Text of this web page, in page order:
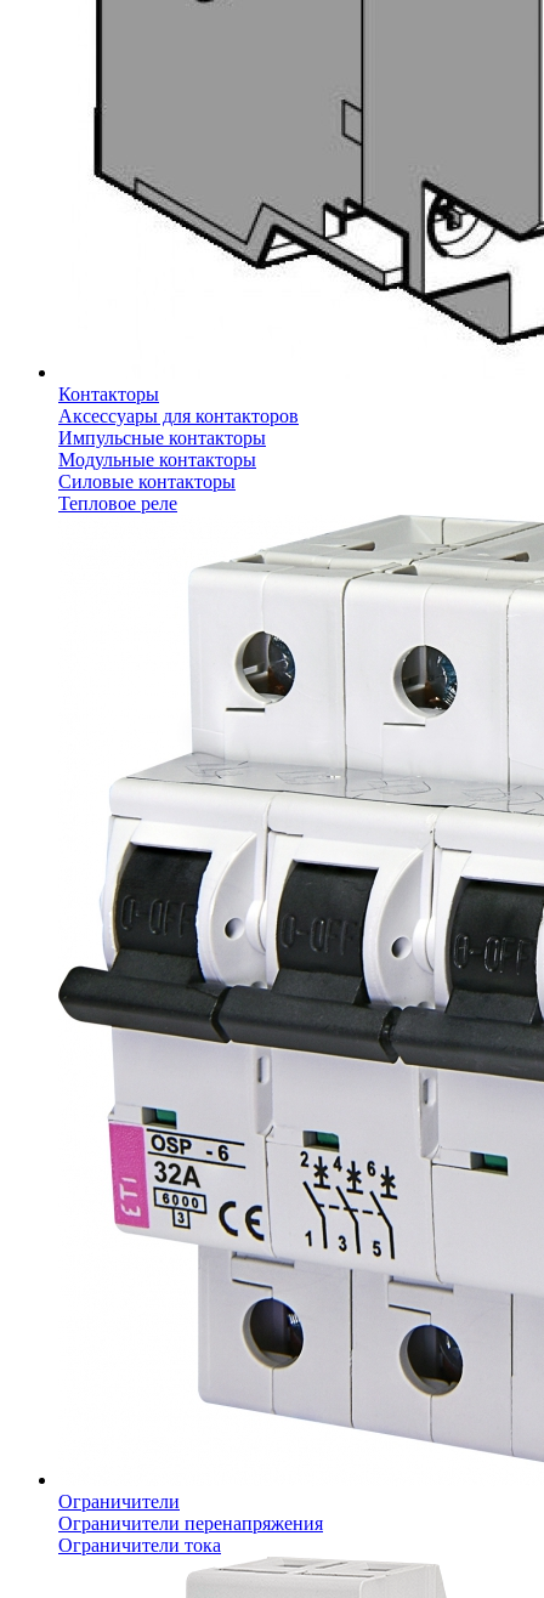
Контакторы
Аксессуары для контакторов
Импульсные контакторы
Модульные контакторы
Силовые контакторы
Тепловое реле
Ограничители
Ограничители перенапряжения
Ограничители тока